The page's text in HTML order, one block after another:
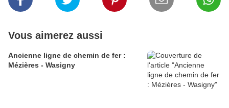
Vous aimerez aussi
Ancienne ligne de chemin de fer :
Mézières - Wasigny